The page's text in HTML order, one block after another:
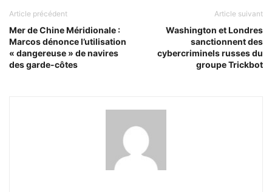
Article précédent
Mer de Chine Méridionale :
Marcos dénonce l’utilisation
« dangereuse » de navires
des garde-côtes
Article suivant
Washington et Londres
sanctionnent des
cybercriminels russes du
groupe Trickbot